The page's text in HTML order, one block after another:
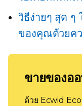
วิธีง่ายๆ สุด ๆ
ของคุณด้วยคว
ขายของอ
ด้วย Ecwid